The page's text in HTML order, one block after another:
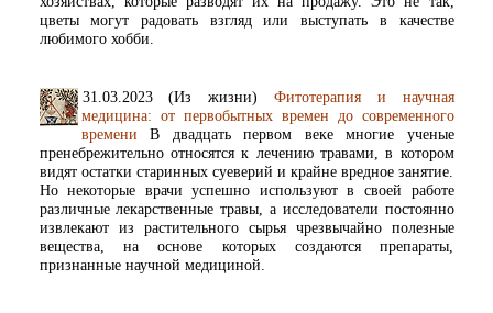
цветы могут радовать взгляд или выступать в качестве
любимого хобби.
31.03.2023 (Из жизни) Фитотерапия и научная
медицина: от первобытных времен до современного
времени В двадцать первом веке многие ученые
пренебрежительно относятся к лечению травами, в котором
видят остатки старинных суеверий и крайне вредное занятие.
Но некоторые врачи успешно используют в своей работе
различные лекарственные травы, а исследователи постоянно
извлекают из растительного сырья чрезвычайно полезные
вещества, на основе которых создаются препараты,
признанные научной медициной.